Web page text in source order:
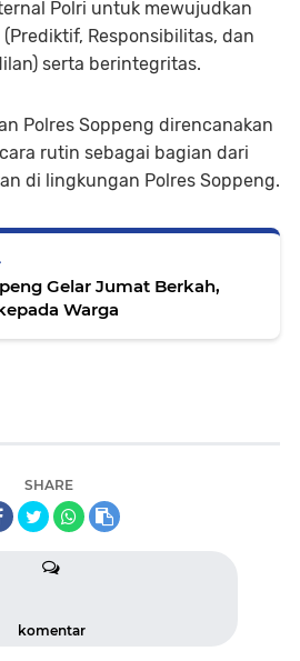
Polri untuk mewujudkan
Responsibilitas, dan
serta berintegritas.
Polres Soppeng direncanakan
rutin sebagai bagian dari
di lingkungan Polres Soppeng.
Gelar Jumat Berkah,
Warga
SHARE
komentar